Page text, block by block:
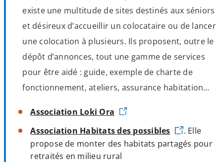
existe une multitude de sites destinés aux séniors
et désireux d’accueillir un colocataire ou de lancer
une colocation à plusieurs. Ils proposent, outre le
dépôt d’annonces, tout une gamme de services
pour être aidé : guide, exemple de charte de
fonctionnement, ateliers, assurance habitation…
Association Loki Ora
Association Habitats des possibles
. Elle
propose de monter des habitats partagés pour
retraités en milieu rural